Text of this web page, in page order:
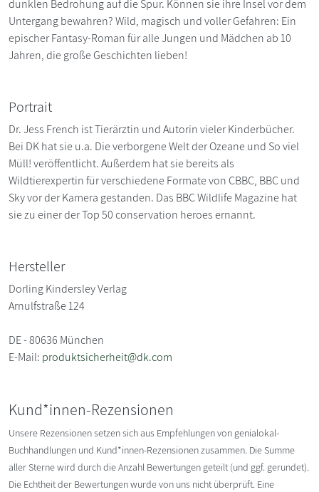
dunklen Bedrohung auf die Spur. Können sie ihre Insel vor dem
Untergang bewahren? Wild, magisch und voller Gefahren: Ein
epischer Fantasy-Roman für alle Jungen und Mädchen ab 10
Jahren, die große Geschichten lieben!
Portrait
Dr. Jess French ist Tierärztin und Autorin vieler Kinderbücher.
Bei DK hat sie u.a. Die verborgene Welt der Ozeane und So viel
Müll! veröffentlicht. Außerdem hat sie bereits als
Wildtierexpertin für verschiedene Formate von CBBC, BBC und
Sky vor der Kamera gestanden. Das BBC Wildlife Magazine hat
sie zu einer der Top 50 conservation heroes ernannt.
Hersteller
Dorling Kindersley Verlag
Arnulfstraße 124
DE - 80636 München
E-Mail: produktsicherheit@dk.com
Kund*innen-Rezensionen
Unsere Rezensionen setzen sich aus Empfehlungen von genialokal-
Buchhandlungen und Kund*innen-Rezensionen zusammen. Die Summe
aller Sterne wird durch die Anzahl Bewertungen geteilt (und ggf. gerundet).
Die Echtheit der Bewertungen wurde von uns nicht überprüft. Eine